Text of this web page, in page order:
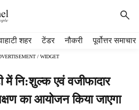
शहर टेंडर नौकरी पूर्वोत्तर समाचार
/ WIDGET
में नि:शुल्क एवं वजीफादार
का आयोजन किया जाएगा